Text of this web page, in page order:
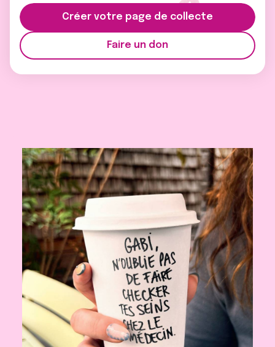
Créer votre page de collecte
Faire un don